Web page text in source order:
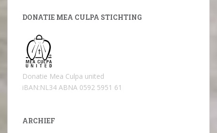
DONATIE MEA CULPA STICHTING
Donatie Mea Culpa united
iBAN:NL34 ABNA 0592 5951 61
ARCHIEF